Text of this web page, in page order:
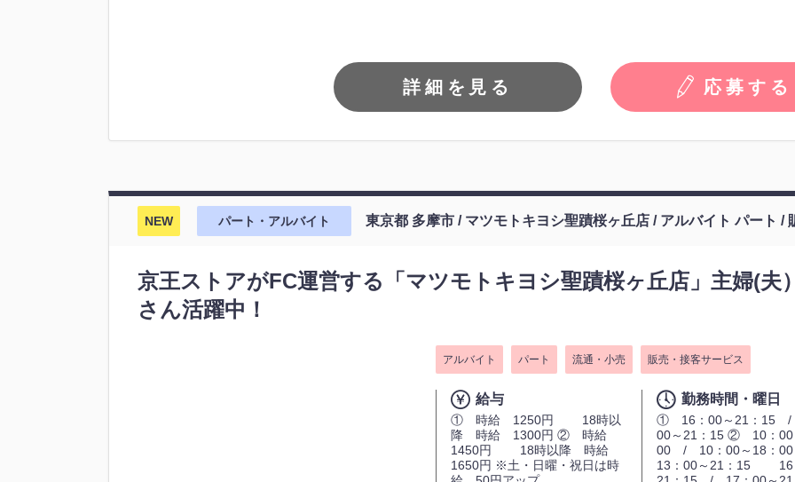
詳細を見る 応募する
NEW パート・アルバイト 東京都 多摩市 / マツモトキヨシ聖蹟桜ヶ丘店 / アルバイト パート /
京王ストアがFC運営する「マツモトキヨシ聖蹟桜ヶ丘店」主婦(夫
さん活躍中！
アルバイト パート 流通・小売 販売・接客サービス
給与
① 時給 1250円 18時以
降 時給 1300円 ② 時給
1450円 18時以降 時給
1650円 ※土・日曜・祝日は時
勤務時間・曜日
① 16：00～21：15
00～21：15 ② 10：00
00 / 10：00～18
13：00～21：15 16